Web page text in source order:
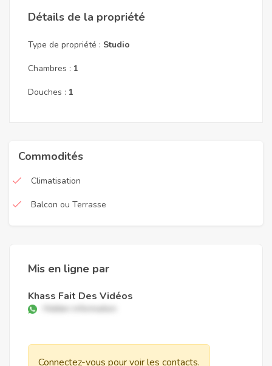
Détails de la propriété
Type de propriété : Studio
Chambres : 1
Douches : 1
Commodités
Climatisation
Balcon ou Terrasse
Mis en ligne par
Khass Fait Des Vidéos
Hidden information
Connectez-vous pour voir les contacts.